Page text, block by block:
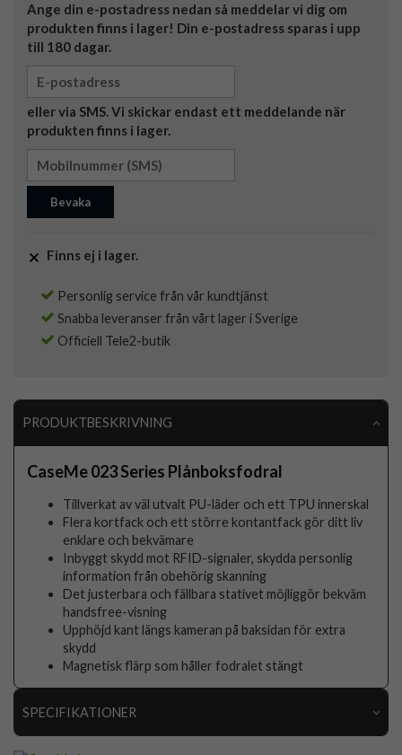
Ange din e-postadress nedan så meddelar vi dig om
produkten finns i lager! Din e-postadress sparas i upp
till 180 dagar.
eller via SMS. Vi skickar endast ett meddelande när
produkten finns i lager.
Bevaka
Finns ej i lager.
Personlig service från vår kundtjänst
Snabba leveranser från vårt lager i Sverige
Officiell Tele2-butik
PRODUKTBESKRIVNING
CaseMe 023 Series Plånboksfodral
Tillverkat av väl utvalt PU-läder och ett TPU innerskal
Flera kortfack och ett större kontantfack gör ditt liv
enklare och bekvämare
Inbyggt skydd mot RFID-signaler, skydda personlig
information från obehörig skanning
Det justerbara och fällbara stativet möjliggör bekväm
handsfree-visning
Upphöjd kant längs kameran på baksidan för extra
skydd
Magnetisk flärp som håller fodralet stängt
SPECIFIKATIONER